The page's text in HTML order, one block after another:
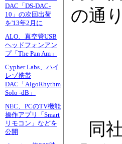
DAC「DS-DAC-
10」の次回出荷
を'13年2月に
ALO、真空管USB
ヘッドフォンアン
プ「The Pan Am」
Cypher Labs、ハイ
レゾ携帯
DAC「AlgoRhythm
Solo -dB」
NEC、PCのTV機能
操作アプリ「Smart
リモコン」などを
公開
の通り
同社